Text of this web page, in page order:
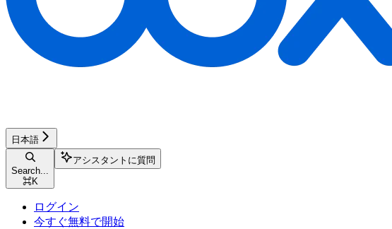
日本語
Search...
⌘K
アシスタントに質問
ログイン
今すぐ無料で開始